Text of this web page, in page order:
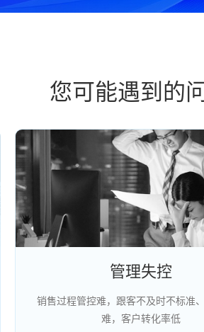
您可能遇到的
管理失控
销售过程管控难，跟客不及时不标准
难，客户转化率低